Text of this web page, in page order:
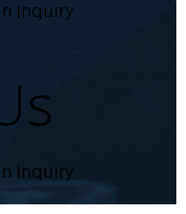
Inquiry
Inquiry